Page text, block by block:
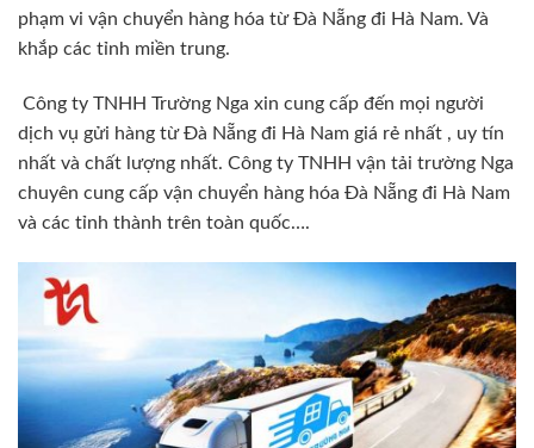
phạm vi vận chuyển hàng hóa từ Đà Nẵng đi Hà Nam. Và
khắp các tỉnh miền trung.
Công ty TNHH Trường Nga xin cung cấp đến mọi người
dịch vụ gửi hàng từ Đà Nẵng đi Hà Nam giá rẻ nhất , uy tín
nhất và chất lượng nhất. Công ty TNHH vận tải trường Nga
chuyên cung cấp vận chuyển hàng hóa Đà Nẵng đi Hà Nam
và các tỉnh thành trên toàn quốc….